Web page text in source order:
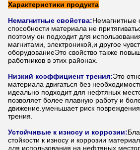
Характеристики продукта
Немагнитные свойства:Немагнитные
способности материала не
поэтому он подходит для
магнитами, электроникой,и другое
оборудованиеЭто свойство также
работников в этих районах.
Низкий коэффициент трения:Это
материала двигаться без
идеально подходит для нефтяных
позволяет более плавную работу и
движение.уменьшает риск
трения.
Устойчивые к износу и коррозии:
стойкости к износу и коррозии
для использования на нефтяных